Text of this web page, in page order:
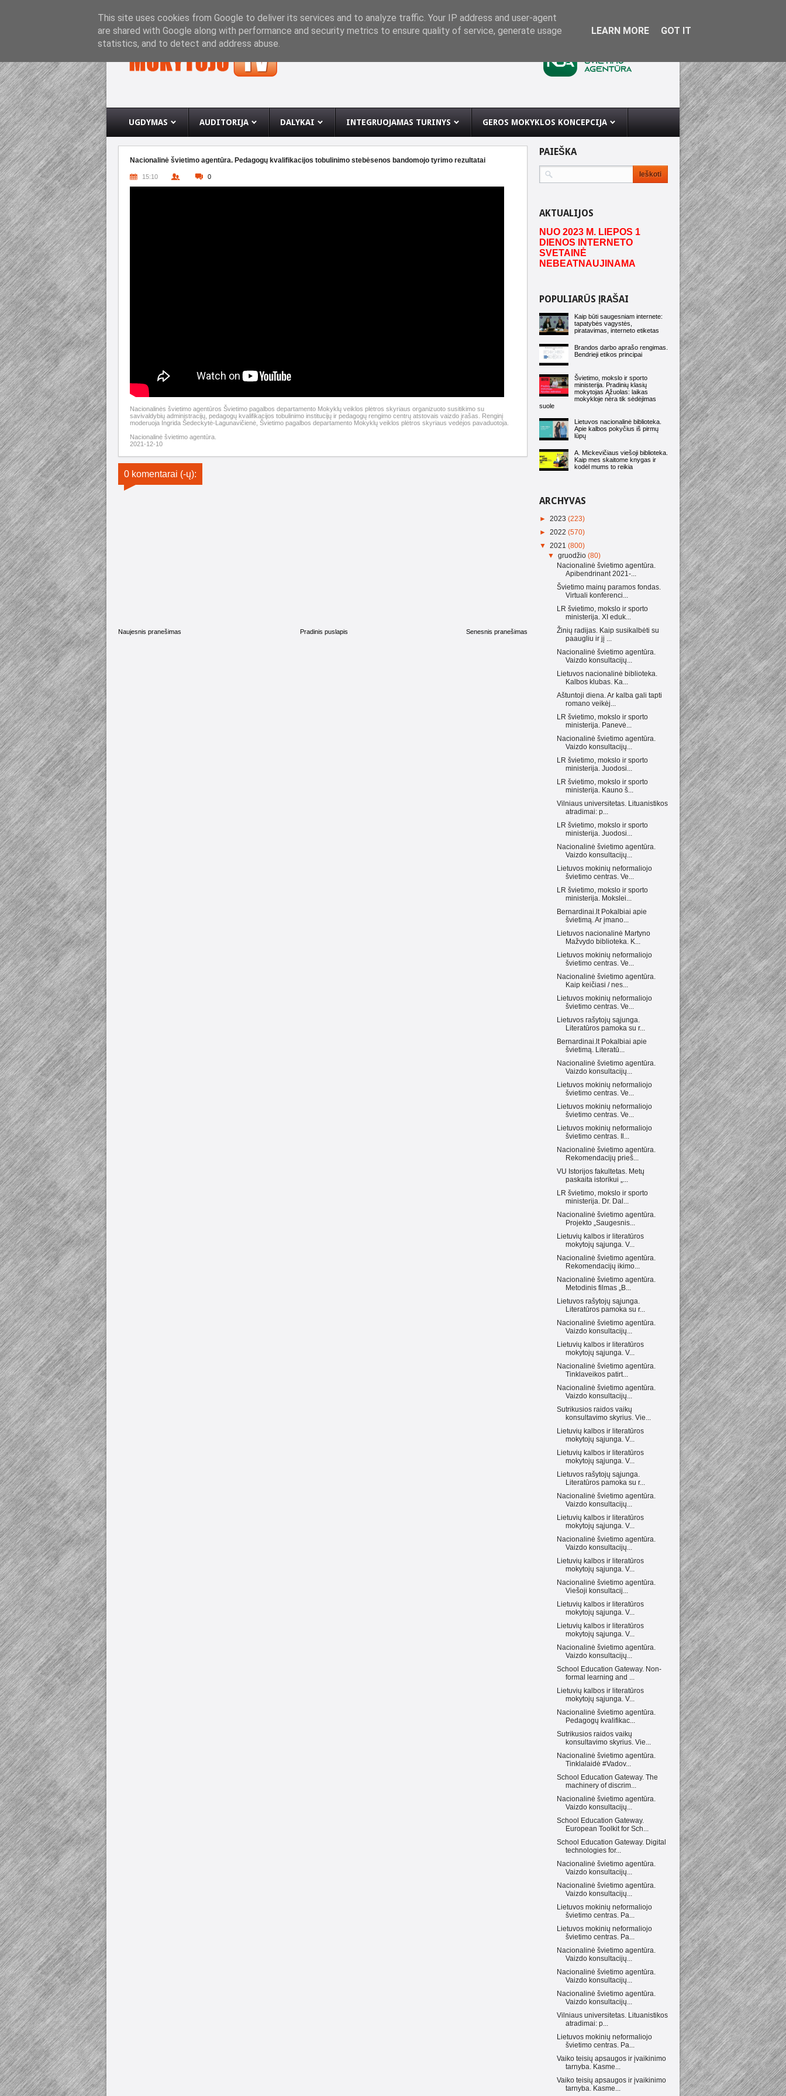
UGDYMAS AUDITORIJA DALYKAI INTEGRUOJAMAS TURINYS GEROS MOKYKLOS KONCEPCIJA
Nacionalinė švietimo agentūra. Pedagogų kvalifikacijos tobulinimo stebėsenos bandomojo tyrimo rezultatai
15:10 0
Nacionalinės švietimo agentūros Švietimo pagalbos departamento Mokyklų veiklos plėtros skyriaus organizuoto susitikimo su
savivaldybių administracijų, pedagogų kvalifikacijos tobulinimo institucijų ir pedagogų rengimo centrų atstovais vaizdo įrašas. Renginį
moderuoja Ingrida Šedeckytė-Lagunavičienė, Švietimo pagalbos departamento Mokyklų veiklos plėtros skyriaus vedėjos pavaduotoja.
Nacionalinė švietimo agentūra.
2021-12-10
0 komentarai (-ų):
Naujesnis pranešimas Pradinis puslapis Senesnis pranešimas
PAIEŠKA
AKTUALIJOS
NUO 2023 M. LIEPOS 1
DIENOS INTERNETO
SVETAINĖ
NEBEATNAUJINAMA
POPULIARŪS ĮRAŠAI
Kaip būti saugesniam internete:
tapatybės vagystės,
piratavimas, interneto etiketas
Brandos darbo aprašo rengimas.
Bendrieji etikos principai
Švietimo, mokslo ir sporto
ministerija. Pradinių klasių
mokytojas Ąžuolas: laikas
mokykloje nėra tik sėdėjimas
suole
Lietuvos nacionalinė biblioteka.
Apie kalbos pokyčius iš pirmų
lūpų
A. Mickevičiaus viešoji biblioteka.
Kaip mes skaitome knygas ir
kodėl mums to reikia
ARCHYVAS
► 2023 (223)
► 2022 (570)
▼ 2021 (800)
▼gruodžio(80)
Nacionalinė švietimo agentūra.
Apibendrinant 2021-...
Švietimo mainų paramos fondas.
Virtuali konferenci...
LR švietimo, mokslo ir sporto
ministerija. XI eduk...
Žinių radijas. Kaip susikalbėti su
paaugliu ir jį ...
Nacionalinė švietimo agentūra.
Vaizdo konsultacijų...
Lietuvos nacionalinė biblioteka.
Kalbos klubas. Ka...
Aštuntoji diena. Ar kalba gali tapti
romano veikėj...
LR švietimo, mokslo ir sporto
ministerija. Panevė...
Nacionalinė švietimo agentūra.
Vaizdo konsultacijų...
LR švietimo, mokslo ir sporto
ministerija. Juodosi...
LR švietimo, mokslo ir sporto
ministerija. Kauno š...
Vilniaus universitetas. Lituanistikos
atradimai: p...
LR švietimo, mokslo ir sporto
ministerija. Juodosi...
Nacionalinė švietimo agentūra.
Vaizdo konsultacijų...
Lietuvos mokinių neformaliojo
švietimo centras. Ve...
LR švietimo, mokslo ir sporto
ministerija. Mokslei...
Bernardinai.lt Pokalbiai apie
švietimą. Ar įmano...
Lietuvos nacionalinė Martyno
Mažvydo biblioteka. K...
Lietuvos mokinių neformaliojo
švietimo centras. Ve...
Nacionalinė švietimo agentūra.
Kaip keičiasi / nes...
Lietuvos mokinių neformaliojo
švietimo centras. Ve...
Lietuvos rašytojų sąjunga.
Literatūros pamoka su r...
Bernardinai.lt Pokalbiai apie
švietimą. Literatū...
Nacionalinė švietimo agentūra.
Vaizdo konsultacijų...
Lietuvos mokinių neformaliojo
švietimo centras. Ve...
Lietuvos mokinių neformaliojo
švietimo centras. Ve...
Lietuvos mokinių neformaliojo
švietimo centras. Il...
Nacionalinė švietimo agentūra.
Rekomendacijų prieš...
VU Istorijos fakultetas. Metų
paskaita istorikui „...
LR švietimo, mokslo ir sporto
ministerija. Dr. Dal...
Nacionalinė švietimo agentūra.
Projekto „Saugesnis...
Lietuvių kalbos ir literatūros
mokytojų sąjunga. V...
Nacionalinė švietimo agentūra.
Rekomendacijų ikimo...
Nacionalinė švietimo agentūra.
Metodinis filmas „B...
Lietuvos rašytojų sąjunga.
Literatūros pamoka su r...
Nacionalinė švietimo agentūra.
Vaizdo konsultacijų...
Lietuvių kalbos ir literatūros
mokytojų sąjunga. V...
Nacionalinė švietimo agentūra.
Tinklaveikos patirt...
Nacionalinė švietimo agentūra.
Vaizdo konsultacijų...
Sutrikusios raidos vaikų
konsultavimo skyrius. Vie...
Lietuvių kalbos ir literatūros
mokytojų sąjunga. V...
Lietuvių kalbos ir literatūros
mokytojų sąjunga. V...
Lietuvos rašytojų sąjunga.
Literatūros pamoka su r...
Nacionalinė švietimo agentūra.
Vaizdo konsultacijų...
Lietuvių kalbos ir literatūros
mokytojų sąjunga. V...
Nacionalinė švietimo agentūra.
Vaizdo konsultacijų...
Lietuvių kalbos ir literatūros
mokytojų sąjunga. V...
Nacionalinė švietimo agentūra.
Viešoji konsultacij...
Lietuvių kalbos ir literatūros
mokytojų sąjunga. V...
Lietuvių kalbos ir literatūros
mokytojų sąjunga. V...
Nacionalinė švietimo agentūra.
Vaizdo konsultacijų...
School Education Gateway. Non-
formal learning and ...
Lietuvių kalbos ir literatūros
mokytojų sąjunga. V...
Nacionalinė švietimo agentūra.
Pedagogų kvalifikac...
Sutrikusios raidos vaikų
konsultavimo skyrius. Vie...
Nacionalinė švietimo agentūra.
Tinklalaidė #Vadov...
School Education Gateway. The
machinery of discrim...
Nacionalinė švietimo agentūra.
Vaizdo konsultacijų...
School Education Gateway.
European Toolkit for Sch...
School Education Gateway. Digital
technologies for...
Nacionalinė švietimo agentūra.
Vaizdo konsultacijų...
Nacionalinė švietimo agentūra.
Vaizdo konsultacijų...
Lietuvos mokinių neformaliojo
švietimo centras. Pa...
Lietuvos mokinių neformaliojo
švietimo centras. Pa...
Nacionalinė švietimo agentūra.
Vaizdo konsultacijų...
Nacionalinė švietimo agentūra.
Vaizdo konsultacijų...
Nacionalinė švietimo agentūra.
Vaizdo konsultacijų...
Vilniaus universitetas. Lituanistikos
atradimai: p...
Lietuvos mokinių neformaliojo
švietimo centras. Pa...
Vaiko teisių apsaugos ir įvaikinimo
tarnyba. Kasme...
Vaiko teisių apsaugos ir įvaikinimo
tarnyba. Kasme...
This site uses cookies from Google to deliver its services and to analyze traffic. Your IP address and user-agent
are shared with Google along with performance and security metrics to ensure quality of service, generate usage
statistics, and to detect and address abuse.
LEARN MORE GOT IT